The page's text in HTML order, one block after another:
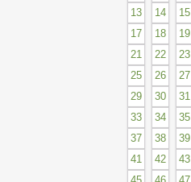
13
14 15
17
18 19
21
22 23
25
26 27
29
30 31
33
34 35
37
38 39
41
42 43